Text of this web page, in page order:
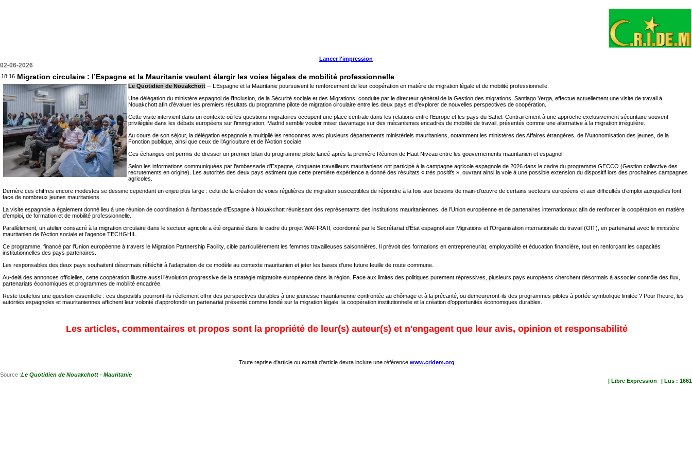
Lancer l'impression
02-06-2026
18:16 Migration circulaire : l’Espagne et la Mauritanie veulent élargir les voies légales de mobilité professionnelle
Le Quotidien de Nouakchott -- L’Espagne et la Mauritanie poursuivent le renforcement de leur coopération en matière de migration légale et de mobilité professionnelle.
Une délégation du ministère espagnol de l’Inclusion, de la Sécurité sociale et des Migrations, conduite par le directeur général de la Gestion des migrations, Santiago Yerga, effectue actuellement une visite de travail à
Nouakchott afin d’évaluer les premiers résultats du programme pilote de migration circulaire entre les deux pays et d’explorer de nouvelles perspectives de coopération.
Cette visite intervient dans un contexte où les questions migratoires occupent une place centrale dans les relations entre l’Europe et les pays du Sahel. Contrairement à une approche exclusivement sécuritaire souvent
privilégiée dans les débats européens sur l’immigration, Madrid semble vouloir miser davantage sur des mécanismes encadrés de mobilité de travail, présentés comme une alternative à la migration irrégulière.
Au cours de son séjour, la délégation espagnole a multiplié les rencontres avec plusieurs départements ministériels mauritaniens, notamment les ministères des Affaires étrangères, de l’Autonomisation des jeunes, de la
Fonction publique, ainsi que ceux de l’Agriculture et de l’Action sociale.
Ces échanges ont permis de dresser un premier bilan du programme pilote lancé après la première Réunion de Haut Niveau entre les gouvernements mauritanien et espagnol.
Selon les informations communiquées par l’ambassade d’Espagne, cinquante travailleurs mauritaniens ont participé à la campagne agricole espagnole de 2026 dans le cadre du programme GECCO (Gestion collective des
recrutements en origine). Les autorités des deux pays estiment que cette première expérience a donné des résultats « très positifs », ouvrant ainsi la voie à une possible extension du dispositif lors des prochaines campagnes
agricoles.
Derrière ces chiffres encore modestes se dessine cependant un enjeu plus large : celui de la création de voies régulières de migration susceptibles de répondre à la fois aux besoins de main-d’œuvre de certains secteurs européens et aux difficultés d’emploi auxquelles font
face de nombreux jeunes mauritaniens.
La visite espagnole a également donné lieu à une réunion de coordination à l’ambassade d’Espagne à Nouakchott réunissant des représentants des institutions mauritaniennes, de l’Union européenne et de partenaires internationaux afin de renforcer la coopération en matière
d’emploi, de formation et de mobilité professionnelle.
Parallèlement, un atelier consacré à la migration circulaire dans le secteur agricole a été organisé dans le cadre du projet WAFIRA II, coordonné par le Secrétariat d’État espagnol aux Migrations et l’Organisation internationale du travail (OIT), en partenariat avec le ministère
mauritanien de l’Action sociale et l’agence TECHGHIL.
Ce programme, financé par l’Union européenne à travers le Migration Partnership Facility, cible particulièrement les femmes travailleuses saisonnières. Il prévoit des formations en entrepreneuriat, employabilité et éducation financière, tout en renforçant les capacités
institutionnelles des pays partenaires.
Les responsables des deux pays souhaitent désormais réfléchir à l’adaptation de ce modèle au contexte mauritanien et jeter les bases d’une future feuille de route commune.
Au-delà des annonces officielles, cette coopération illustre aussi l’évolution progressive de la stratégie migratoire européenne dans la région. Face aux limites des politiques purement répressives, plusieurs pays européens cherchent désormais à associer contrôle des flux,
partenariats économiques et programmes de mobilité encadrée.
Reste toutefois une question essentielle : ces dispositifs pourront-ils réellement offrir des perspectives durables à une jeunesse mauritanienne confrontée au chômage et à la précarité, ou demeureront-ils des programmes pilotes à portée symbolique limitée ? Pour l’heure, les
autorités espagnoles et mauritaniennes affichent leur volonté d’approfondir un partenariat présenté comme fondé sur la migration légale, la coopération institutionnelle et la création d’opportunités économiques durables.
Les articles, commentaires et propos sont la propriété de leur(s) auteur(s) et n'engagent que leur avis, opinion et responsabilité
Toute reprise d'article ou extrait d'article devra inclure une référence www.cridem.org
Source :Le Quotidien de Nouakchott - Mauritanie
| Libre Expression
| Lus : 1661